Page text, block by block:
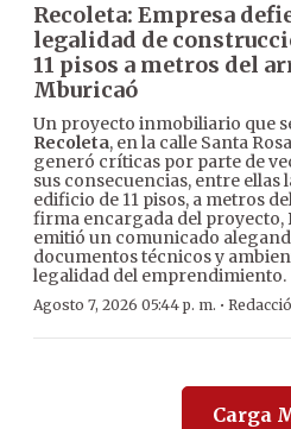
Recoleta: Empresa
legalidad de
11 pisos a metros del
Mburicaó
Un proyecto inmobiliario que
Recoleta, en la calle Santa
generó críticas por parte de
sus consecuencias, entre
edificio de 11 pisos, a metros
firma encargada del proyecto,
emitió un comunicado
documentos técnicos y
legalidad del emprendimiento.
Agosto 7, 2026 05:44 p. m. ·
Carga